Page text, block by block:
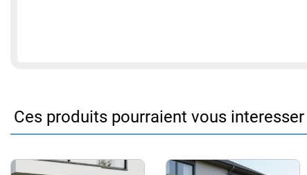
Ces produits pourraient vous interesser